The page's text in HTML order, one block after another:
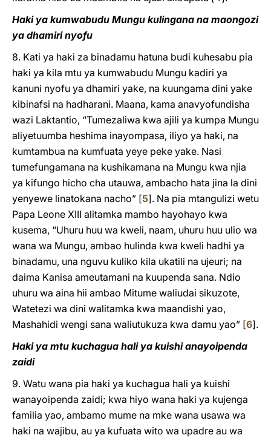
Haki ya kumwabudu Mungu kulingana na maongozi
ya dhamiri nyofu
8. Kati ya haki za binadamu hatuna budi kuhesabu pia
haki ya kila mtu ya kumwabudu Mungu kadiri ya
kanuni nyofu ya dhamiri yake, na kuungama dini yake
kibinafsi na hadharani. Maana, kama anavyofundisha
wazi Laktantio, “Tumezaliwa kwa ajili ya kumpa Mungu
aliyetuumba heshima inayompasa, iliyo ya haki, na
kumtambua na kumfuata yeye peke yake. Nasi
tumefungamana na kushikamana na Mungu kwa njia
ya kifungo hicho cha utauwa, ambacho hata jina la dini
yenyewe linatokana nacho” [5]. Na pia mtangulizi wetu
Papa Leone XIII alitamka mambo hayohayo kwa
kusema, “Uhuru huu wa kweli, naam, uhuru huu ulio wa
wana wa Mungu, ambao hulinda kwa kweli hadhi ya
binadamu, una nguvu kuliko kila ukatili na ujeuri; na
daima Kanisa ameutamani na kuupenda sana. Ndio
uhuru wa aina hii ambao Mitume waliudai sikuzote,
Watetezi wa dini walitamka kwa maandishi yao,
Mashahidi wengi sana waliutukuza kwa damu yao” [6].
Haki ya mtu kuchagua hali ya kuishi anayoipenda
zaidi
9. Watu wana pia haki ya kuchagua hali ya kuishi
wanayoipenda zaidi; kwa hiyo wana haki ya kujenga
familia yao, ambamo mume na mke wana usawa wa
haki na wajibu, au ya kufuata wito wa upadre au wa